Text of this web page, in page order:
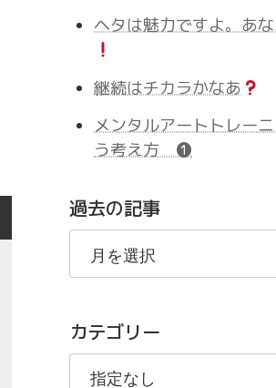
ヘタは魅力ですよ。あ
継続はチカラかなあ
メンタルアートトレー
う考え方 ❶
過去の記事
過
の
事
カテゴリー